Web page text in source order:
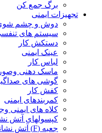
برگ جمع کن
تجهیزات ایمنی
دوش و چشم شوی
سیستم های
دستکش کار
عینک ایمنی
لباس کار
ماسک دهنی
گوشی های
کفش کار
کمربندهای ایمنی
کلاه های ایمنی
کپسولهای آتش
جعبه (F) آتش نشانی